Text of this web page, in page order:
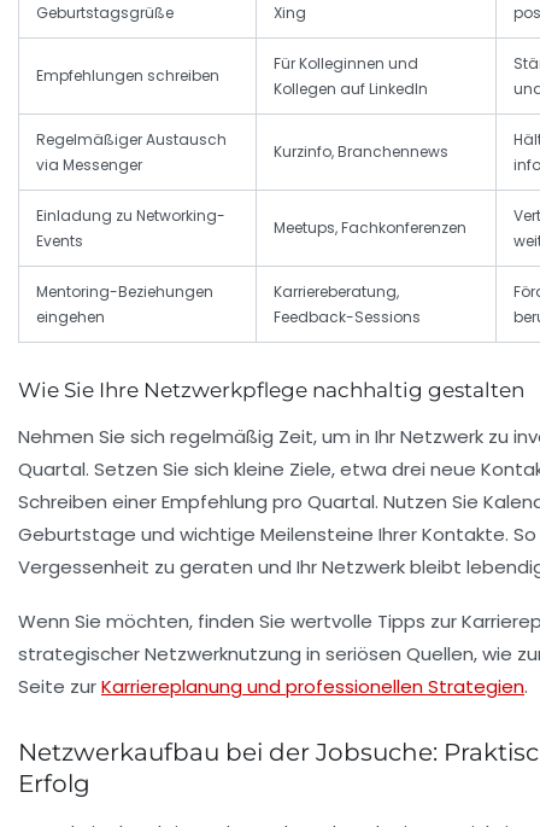
Geburtstagsgrüße
Xing
Empfehlungen schreiben
Für Kolleginnen und
Kollegen auf LinkedIn
Regelmäßiger Austausch
via Messenger
Kurzinfo, Branchennews
Einladung zu Networking-
Events
Meetups, Fachkonferenzen
Mentoring-Beziehungen
eingehen
Karriereberatung,
Feedback-Sessions
Wie Sie Ihre Netzwerkpflege nachhaltig gestalten
Nehmen Sie sich regelmäßig Zeit, um in Ihr Netzwerk zu
Quartal. Setzen Sie sich kleine Ziele, etwa drei neue
Schreiben einer Empfehlung pro Quartal. Nutzen Sie
Geburtstage und wichtige Meilensteine Ihrer Kontakte. So
Vergessenheit zu geraten und Ihr Netzwerk bleibt
Wenn Sie möchten, finden Sie wertvolle Tipps zur
strategischer Netzwerknutzung in seriösen Quellen, wie
Seite zurKarriereplanung und professionellen Strategien.
Netzwerkaufbau bei der Jobsuche:
Erfolg